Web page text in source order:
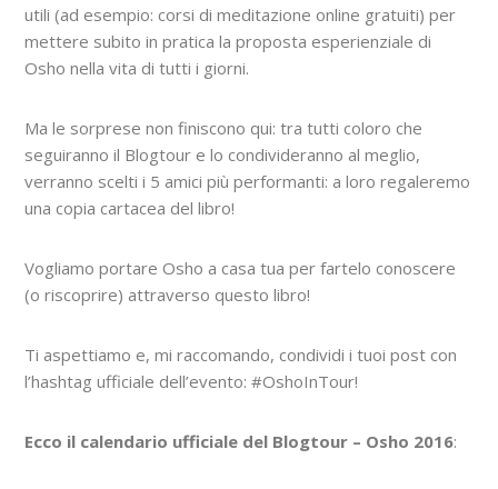
utili (ad esempio: corsi di meditazione online gratuiti) per
mettere subito in pratica la proposta esperienziale di
Osho nella vita di tutti i giorni.
Ma le sorprese non finiscono qui: tra tutti coloro che
seguiranno il Blogtour e lo condivideranno al meglio,
verranno scelti i 5 amici più performanti: a loro regaleremo
una copia cartacea del libro!
Vogliamo portare Osho a casa tua per fartelo conoscere
(o riscoprire) attraverso questo libro!
Ti aspettiamo e, mi raccomando, condividi i tuoi post con
l’hashtag ufficiale dell’evento: #OshoInTour!
Ecco il calendario ufficiale del Blogtour – Osho 2016: